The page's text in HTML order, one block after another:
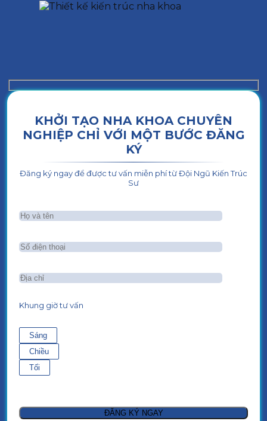
KHỞI TẠO NHA KHOA CHUYÊN
NGHIỆP CHỈ VỚI MỘT BƯỚC ĐĂNG
KÝ
Đăng ký ngay để được tư vấn miễn phí từ Đội Ngũ Kiến Trúc
Sư
Khung giờ tư vấn
Sáng
Chiều
Tối